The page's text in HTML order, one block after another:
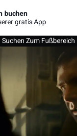
buchen
gratis App
SuchenZum Fußbereich